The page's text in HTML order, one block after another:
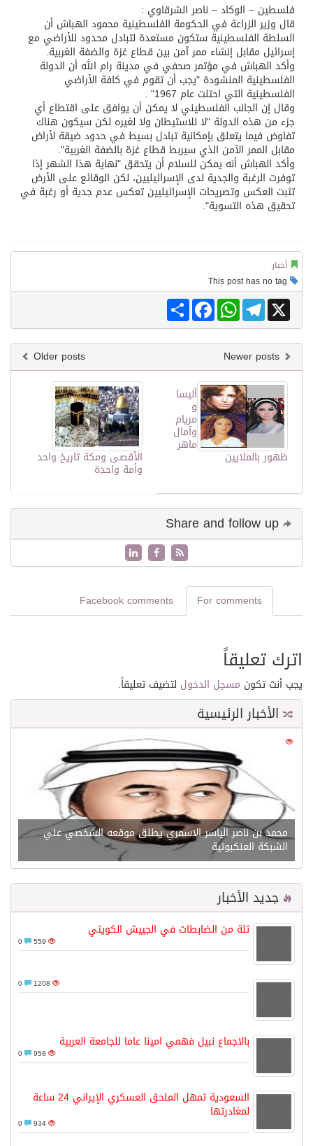
كسوة الكعبة تعتلي البيت العتيق
فلسطين – الوكاد – ناصر الشرقاوي :
قال وزير الزراعة في الحكومة الفلسطينية محمود الهباش أن
السلطة الفلسطينية ستكون مستعدة لتبادل محدود للأراضي مع
إسرائيل مقابل إنشاء ممر آمن بين قطاع غزة والضفة الغربية.
وأكد الهباش في مؤتمر صحفي في مدينة رام الله أن الدولة
الفلسطينية المنشودة "يجب أن تقوم في كافة الأراضي
الفلسطينية التي احتلت عام 1967" .
وقال إن الجانب الفلسطيني لا يمكن أن يوافق على اقتطاع أي
جزء من هذه الدولة "لا للاستيطان ولا لغيره لكن سيكون هناك
تفاوض فيما يتعلق بإمكانية تبادل بسيط في حدود ضيقة لأراض
مقابل الممر الآمن الذي سيربط قطاع غزة بالضفة الغربية".
وأكد الهباش أنه يمكن للسلام أن يتحقق "نهاية هذا الشهر إذا
توفرت الرغبة والجدية لدى الإسرائيليين، لكن الوقائع على الأرض
تثبت العكس وتصريحات الإسرائيليين تعكس عدم جدية أو رغبة في
تحقيق هذه التسوية".
أخبار
Share
FacebookWhatsAppTelegram X
Older posts
الأقصى ومكة تاريخ واحد
وأمة واحدة
أليسا
و
مريام
وآمال
ماهر
ظهور بالملايين
For comments
Facebook comments
اترك تعليقاً
يجب أنت تكون مسجل الدخول لتضيف تعليقاً.
الأخبار الرئيسية
21529
محمد بن ناصر الياسر الاسمري يطلق موقعه الشخصي علي
الشبكة العنكبوتية
جديد الأخبار
ثلة من الضابطات في الجييش الكويتي
559
1208
بالاجماع نبيل فهمي امينا عاما للجامعة العربية
958
السعودية تمهل الملحق العسكري الإيراني 24 ساعة
لمغادرتها
934